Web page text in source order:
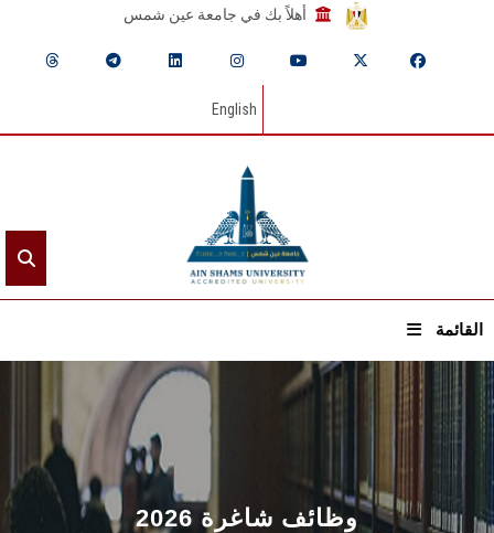
أهلاً بك في جامعة عين شمس
English
القائمة
عن الجامعة
القطاعـات وظائف شاغرة 2026